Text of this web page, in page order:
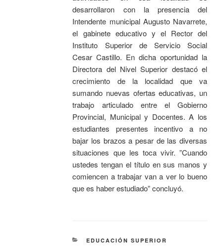
desarrollaron con la presencia del
Intendente municipal Augusto Navarrete,
el gabinete educativo y el Rector del
Instituto Superior de Servicio Social
Cesar Castillo. En dicha oportunidad la
Directora del Nivel Superior destacó el
crecimiento de la localidad que va
sumando nuevas ofertas educativas, un
trabajo articulado entre el Gobierno
Provincial, Municipal y Docentes. A los
estudiantes presentes incentivo a no
bajar los brazos a pesar de las diversas
situaciones que les toca vivir. ”Cuando
ustedes tengan el título en sus manos y
comiencen a trabajar van a ver lo bueno
que es haber estudiado” concluyó.
EDUCACIÓN SUPERIOR